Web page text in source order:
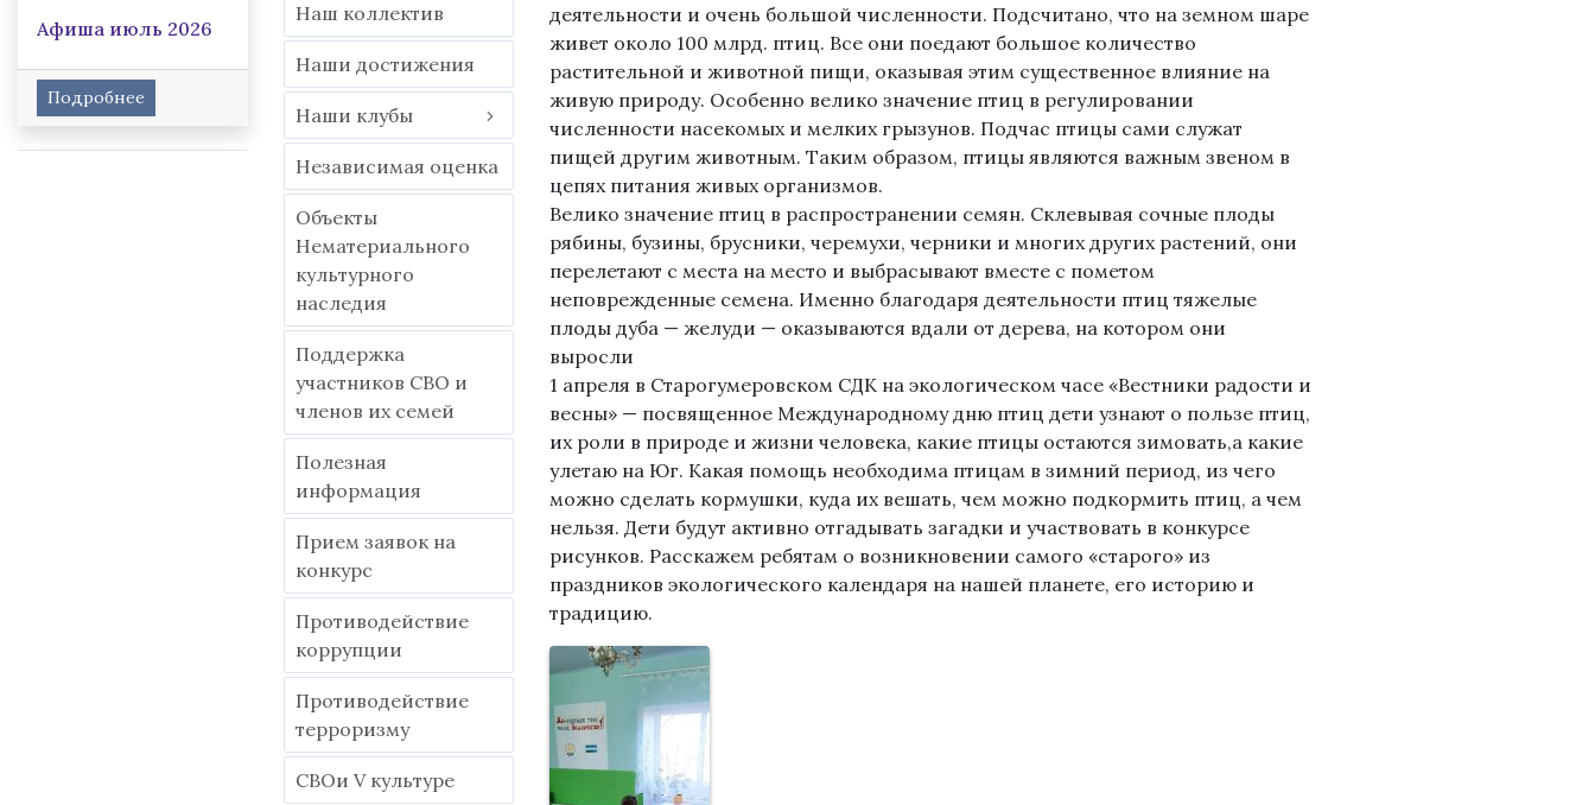
Афиша июль 2026
Подробнее
Наш коллектив
Наши достижения
Наши клубы
Независимая оценка
Объекты
Нематериального
культурного
наследия
Поддержка
участников СВО и
членов их семей
Полезная
информация
Прием заявок на
конкурс
Противодействие
коррупции
Противодействие
терроризму
СВОи V культуре
деятельности и очень большой численности. Подсчитано, что на земном шаре
живет около 100 млрд. птиц. Все они поедают большое количество
растительной и животной пищи, оказывая этим существенное влияние на
живую природу. Особенно велико значение птиц в регулировании
численности насекомых и мелких грызунов. Подчас птицы сами служат
пищей другим животным. Таким образом, птицы являются важным звеном в
цепях питания живых организмов.
Велико значение птиц в распространении семян. Склевывая сочные плоды
рябины, бузины, брусники, черемухи, черники и многих других растений, они
перелетают с места на место и выбрасывают вместе с пометом
неповрежденные семена. Именно благодаря деятельности птиц тяжелые
плоды дуба — желуди — оказываются вдали от дерева, на котором они
выросли
1 апреля в Старогумеровском СДК на экологическом часе «Вестники радости и
весны» — посвященное Международному дню птиц дети узнают о пользе птиц,
их роли в природе и жизни человека, какие птицы остаются зимовать,а какие
улетаю на Юг. Какая помощь необходима птицам в зимний период, из чего
можно сделать кормушки, куда их вешать, чем можно подкормить птиц, а чем
нельзя. Дети будут активно отгадывать загадки и участвовать в конкурсе
рисунков. Расскажем ребятам о возникновении самого «старого» из
праздников экологического календаря на нашей планете, его историю и
традицию.